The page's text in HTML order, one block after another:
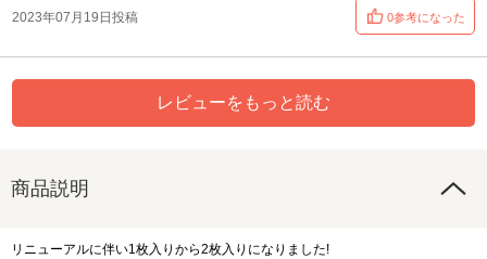
2023年07月19日投稿 0参考になった
レビューをもっと読む
商品説明
リニューアルに伴い1枚入りから2枚入りになりました!